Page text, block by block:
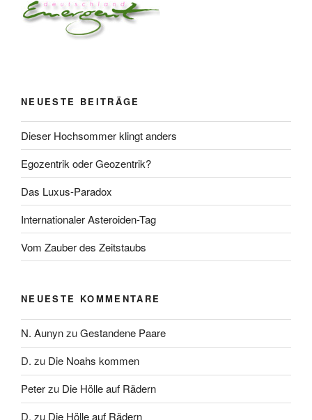
NEUESTE BEITRÄGE
Dieser Hochsommer klingt anders
Egozentrik oder Geozentrik?
Das Luxus-Paradox
Internationaler Asteroiden-Tag
Vom Zauber des Zeitstaubs
NEUESTE KOMMENTARE
N. AunynzuGestandene Paare
D. zu Die Noahs kommen
Peterzu Die Hölle auf Rädern
D. zu Die Hölle auf Rädern